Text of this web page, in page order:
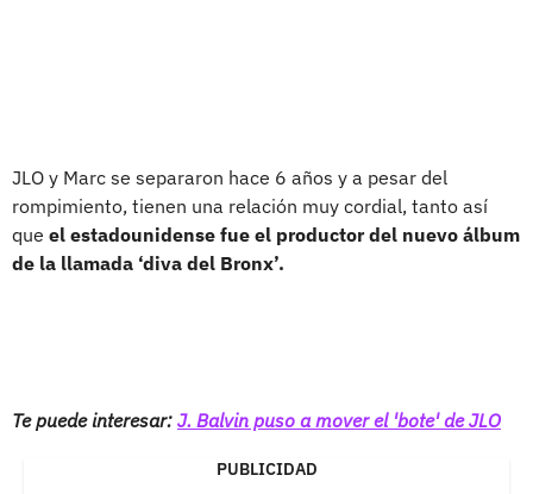
JLO y Marc se separaron hace 6 años y a pesar del
rompimiento, tienen una relación muy cordial, tanto así
que el estadounidense fue el productor del nuevo álbum
de la llamada ‘diva del Bronx’.
Te puede interesar: J. Balvin puso a mover el 'bote' de JLO
PUBLICIDAD